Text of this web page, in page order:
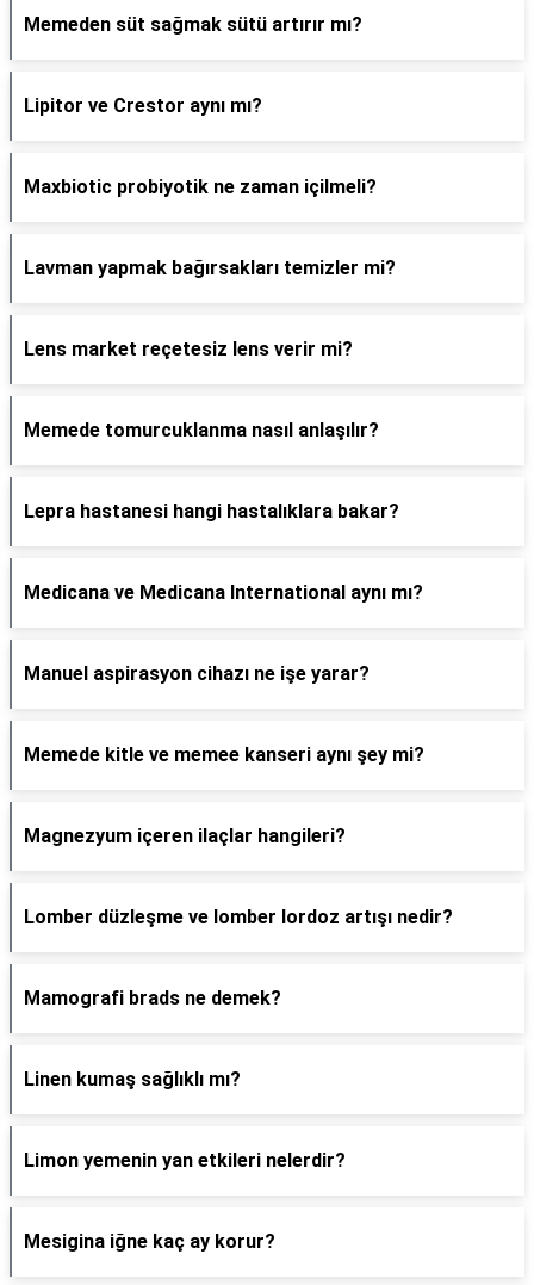
Memeden süt sağmak sütü artırır mı?
Lipitor ve Crestor aynı mı?
Maxbiotic probiyotik ne zaman içilmeli?
Lavman yapmak bağırsakları temizler mi?
Lens market reçetesiz lens verir mi?
Memede tomurcuklanma nasıl anlaşılır?
Lepra hastanesi hangi hastalıklara bakar?
Medicana ve Medicana International aynı mı?
Manuel aspirasyon cihazı ne işe yarar?
Memede kitle ve memee kanseri aynı şey mi?
Magnezyum içeren ilaçlar hangileri?
Lomber düzleşme ve lomber lordoz artışı nedir?
Mamografi brads ne demek?
Linen kumaş sağlıklı mı?
Limon yemenin yan etkileri nelerdir?
Mesigina iğne kaç ay korur?